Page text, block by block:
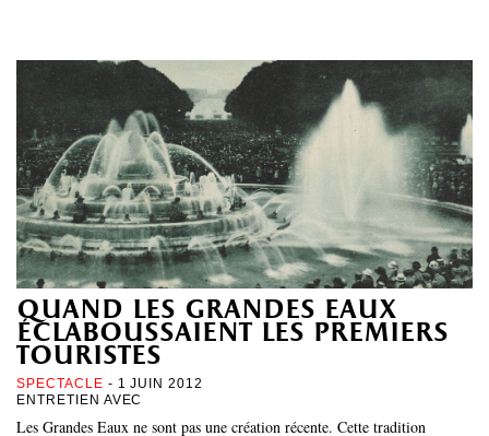
quand les grandes eaux
éclaboussaient les premiers
touristes
SPECTACLE - 1 JUIN 2012
ENTRETIEN AVEC
Les Grandes Eaux ne sont pas une création récente. Cette tradition